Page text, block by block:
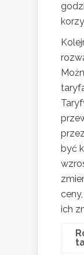
być
ich